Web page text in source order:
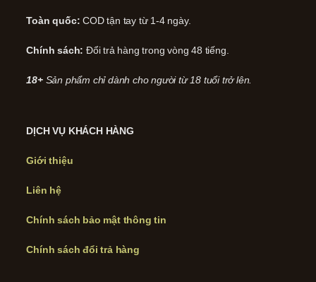
Toàn quốc: COD tận tay từ 1-4 ngày.
Chính sách: Đổi trả hàng trong vòng 48 tiếng.
18+ Sản phẩm chỉ dành cho người từ 18 tuổi trở lên.
DỊCH VỤ KHÁCH HÀNG
Giới thiệu
Liên hệ
Chính sách bảo mật thông tin
Chính sách đổi trả hàng